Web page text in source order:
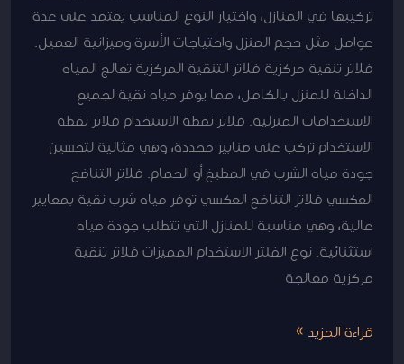
تركيبها في المنازل، واختيار النوع المناسب يعتمد على عدة
عوامل مثل حجم المنزل واحتياجات الأسرة وميزانية العميل.
فلاتر تنقية مركزية فلاتر التنقية المركزية تعالج المياه
الداخلة للمنزل بالكامل، مما يوفر مياه نقية لجميع
الاستخدامات المنزلية. فلاتر نقطة الاستخدام فلاتر نقطة
الاستخدام تركب على صنابير محددة، وهي مثالية لتحسين
جودة مياه الشرب في المطبخ أو الحمام. فلاتر التناضح
العكسي فلاتر التناضح العكسي توفر مياه شرب نقية بمعايير
عالية، وهي مناسبة للمنازل التي تتطلب جودة مياه
استثنائية. نوع الفلتر الاستخدام المميزات فلاتر تنقية
مركزية معالجة
قراءة المزيد »